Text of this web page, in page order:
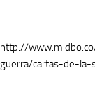
http://
guerra/cartas-de-la-